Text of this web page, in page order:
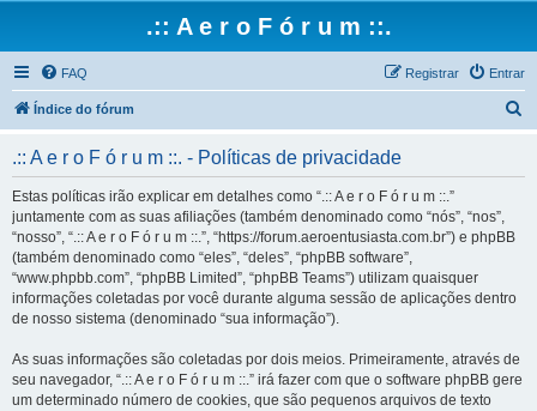
.:: A e r o F ó r u m ::.
FAQ Entrar
Registrar
Índice do fórum
.:: A e r o F ó r u m ::. - Políticas de privacidade
Estas políticas irão explicar em detalhes como “.:: A e r o F ó r u m ::.”
juntamente com as suas afiliações (também denominado como “nós”, “nos”,
“nosso”, “.:: A e r o F ó r u m ::.”, “https://forum.aeroentusiasta.com.br”) e phpBB
(também denominado como “eles”, “deles”, “phpBB software”,
“www.phpbb.com”, “phpBB Limited”, “phpBB Teams”) utilizam quaisquer
informações coletadas por você durante alguma sessão de aplicações dentro
de nosso sistema (denominado “sua informação”).
As suas informações são coletadas por dois meios. Primeiramente, através de
seu navegador, “.:: A e r o F ó r u m ::.” irá fazer com que o software phpBB gere
um determinado número de cookies, que são pequenos arquivos de texto